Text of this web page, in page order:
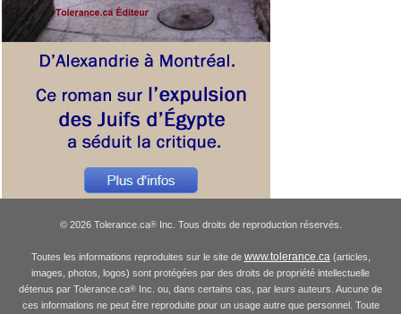
© 2026 Tolerance.ca®Inc. Tous droits de reproduction réservés.
Toutes les informations reproduites sur le site de www.tolerance.ca (articles,
images, photos, logos) sont protégées par des droits de propriété intellectuelle
détenus par Tolerance.ca® Inc. ou, dans certains cas, par leurs auteurs. Aucune de
ces informations ne peut être reproduite pour un usage autre que personnel. Toute